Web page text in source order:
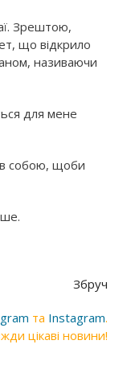
Зрештою,
що відкрило
називаючи
для мене
собою, щоби
Збруч
та Instagram.
цікаві новини!